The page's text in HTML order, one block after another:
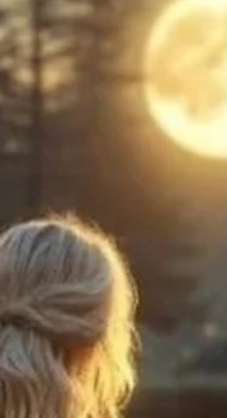
emocionálnej obnovy a duchovného
prebudenia. Tento moment nesie v sebe
pozvanie na rozpustenie všetkého, čo nám už
neslúži, na uvoľnenie zastaraných väzieb a na
znamenie nekonečna a mystéria, nás volajú k
odovzdanosti, k púšťaniu kontroly, k prijatiu
Neznámeho ako priestoru nekonečných